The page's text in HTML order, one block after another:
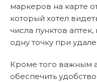
маркеров на карте
который хотел
числа пунктов
одну точку при
Кроме того важным
обеспечить